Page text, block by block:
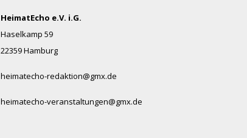
HeimatEcho e.V. i.G.
Haselkamp 59
22359 Hamburg
heimatecho-redaktion@gmx.de
heimatecho-veranstaltungen@gmx.de